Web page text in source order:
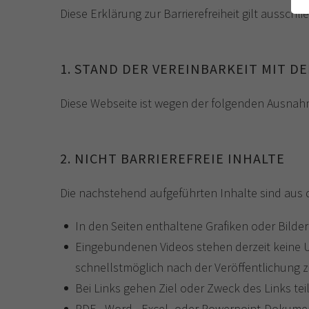
Diese Erklärung zur Barrierefreiheit gilt
1. STAND DER VEREINBARKEIT MIT
Diese Webseite ist wegen der folgenden
2. NICHT BARRIEREFREIE INHALTE
Die nachstehend aufgeführten Inhalte sind
In den Seiten enthaltene Grafiken oder
Eingebundenen Videos stehen derzeit
schnellstmöglich nach der Veröffentlichung
Bei Links gehen Ziel oder Zweck des Links